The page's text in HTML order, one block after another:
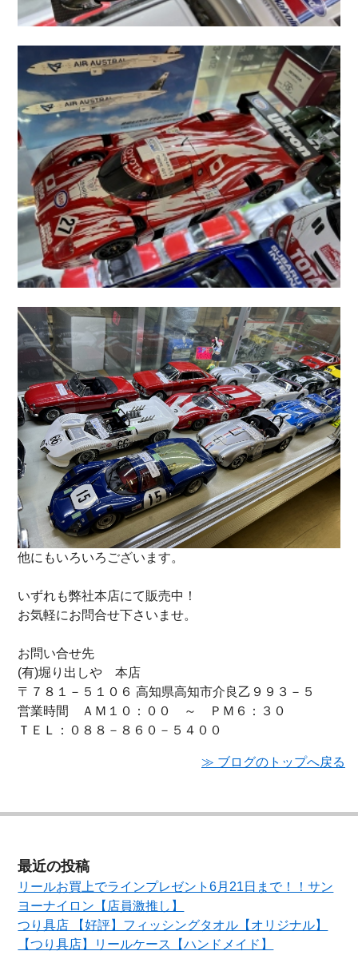
他にもいろいろございます。
いずれも弊社本店にて販売中！
お気軽にお問合せ下さいませ。
お問い合せ先
(有)堀り出しや 本店
〒７８１－５１０６ 高知県高知市介良乙９９３－５
営業時間 ＡＭ１０：００ ～ ＰＭ６：３０
ＴＥＬ：０８８－８６０－５４００
≫ ブログのトップへ戻る
最近の投稿
リールお買上でラインプレゼント6月21日まで！！サン
ヨーナイロン【店員激推し】
つり具店 【好評】フィッシングタオル【オリジナル】
【つり具店】リールケース【ハンドメイド】